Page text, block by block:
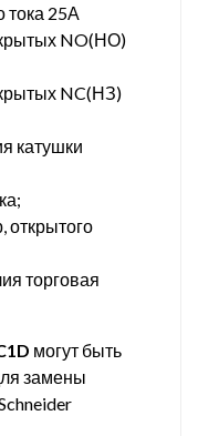
тока 25А
NO(НО)
NC(НЗ)
катушки
открытого
торговая
могут быть
замены